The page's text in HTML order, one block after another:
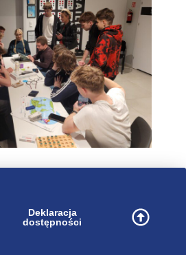
Deklaracja
dostępności